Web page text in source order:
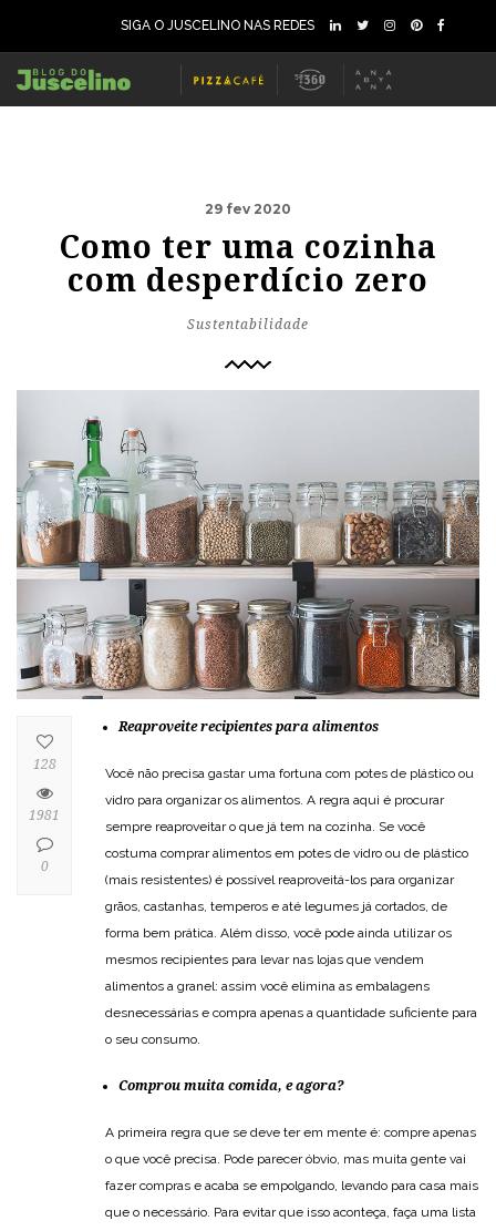
SIGA O JUSCELINO NAS REDES
29 fev 2020
Como ter uma cozinha
com desperdício zero
Sustentabilidade
Reaproveite recipientes para alimentos
Você não precisa gastar uma fortuna com potes de plástico ou
vidro para organizar os alimentos. A regra aqui é procurar
sempre reaproveitar o que já tem na cozinha. Se você
costuma comprar alimentos em potes de vidro ou de plástico
(mais resistentes) é possível reaproveitá-los para organizar
grãos, castanhas, temperos e até legumes já cortados, de
forma bem prática. Além disso, você pode ainda utilizar os
mesmos recipientes para levar nas lojas que vendem
alimentos a granel: assim você elimina as embalagens
desnecessárias e compra apenas a quantidade suficiente para
o seu consumo.
Comprou muita comida, e agora?
A primeira regra que se deve ter em mente é: compre apenas
o que você precisa. Pode parecer óbvio, mas muita gente vai
fazer compras e acaba se empolgando, levando para casa mais
que o necessário. Para evitar que isso aconteça, faça uma lista
128
1981
0